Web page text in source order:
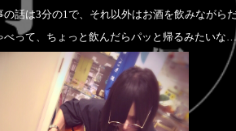
話は3分の1で、それ以外はお酒を飲みながら
って、ちょっと飲んだらパッと帰るみたいな